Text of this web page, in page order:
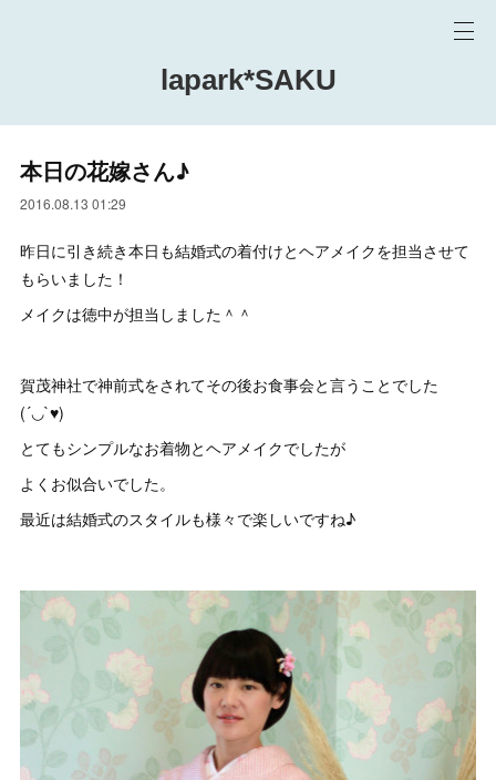
lapark*SAKU
本日の花嫁さん♪
2016.08.13 01:29
昨日に引き続き本日も結婚式の着付けとヘアメイクを担当させて
もらいました！
メイクは徳中が担当しました＾＾
賀茂神社で神前式をされてその後お食事会と言うことでした
(´◡`♥)
とてもシンプルなお着物とヘアメイクでしたが
よくお似合いでした。
最近は結婚式のスタイルも様々で楽しいですね♪